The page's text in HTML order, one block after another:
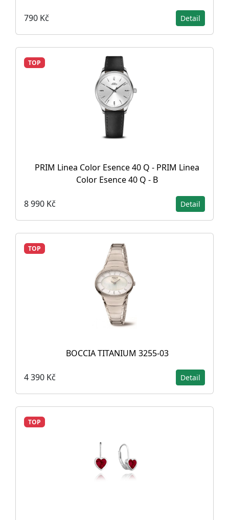
790 Kč Detail
TOP
PRIM Linea Color Esence 40 Q - PRIM Linea
Color Esence 40 Q - B
8 990 Kč Detail
TOP
BOCCIA TITANIUM 3255-03
4 390 Kč Detail
TOP